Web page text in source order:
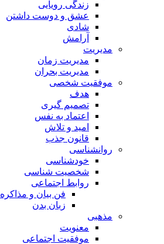
زندگی رویایی
عشق و دوست داشتن
شادی
آرامش
مدیریت
مدیریت زمان
مدیریت بحران
موفقیت شخصی
هدف
تصمیم گیری
اعتماد به نفس
امید و تلاش
قانون جذب
روانشناسی
خودشناسی
شخصیت شناسی
روابط اجتماعی
فن بیان و مذاکره
زبان بدن
مذهبی
معنویت
موفقیت اجتماعی